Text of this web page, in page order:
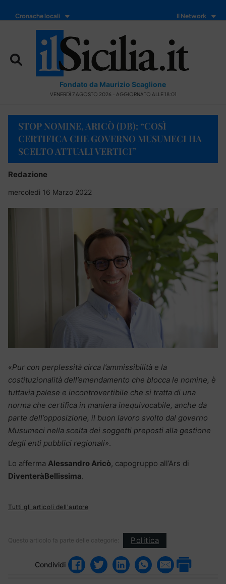
Cronache locali Il Network
Fondato da Maurizio Scaglione
VENERDÌ 7 AGOSTO 2026 - AGGIORNATO ALLE 18:01
STOP NOMINE, ARICÒ (DB): “COSÌ
CERTIFICA CHE GOVERNO MUSUMECI HA
SCELTO ATTUALI VERTICI”
Redazione
mercoledì 16 Marzo 2022
«Pur con perplessità circa l’ammissibilità e la
costituzionalità dell’emendamento che blocca le nomine, è
tuttavia palese e incontrovertibile che si tratta di una
norma che certifica in maniera inequivocabile, anche da
parte dell’opposizione, il buon lavoro svolto dal governo
Musumeci nella scelta dei soggetti preposti alla gestione
degli enti pubblici regionali».
Lo afferma Alessandro Aricò, capogruppo all’Ars di
DiventeràBellissima.
Tutti gli articoli dell'autore
Questo articolo fa parte delle categorie: Politica
Condividi